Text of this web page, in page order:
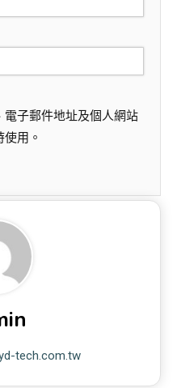
電子郵件地址及個人網站
用。
tech.com.tw